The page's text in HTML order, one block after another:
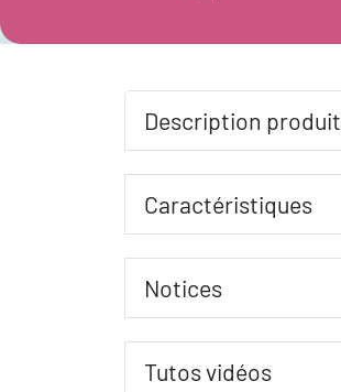
Description produit
Caractéristiques
Notices
Tutos vidéos